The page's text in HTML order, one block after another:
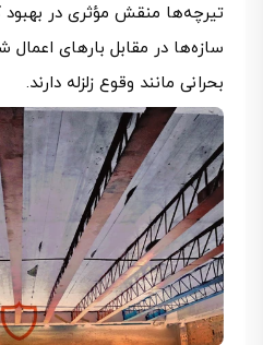
تیرچه‌ها منقش مؤثری در
سازه‌ها در مقابل بارهای
بحرانی مانند وقوع زلزله دارند.